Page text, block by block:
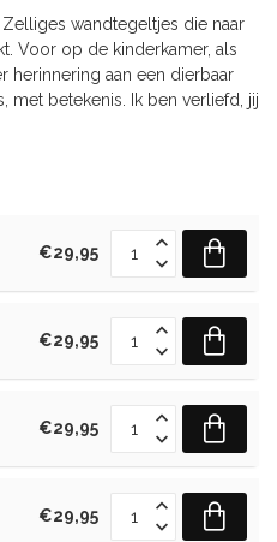
wandtegeltjes die naar
Voor op de kinderkamer, als
herinnering aan een dierbaar
met betekenis. Ik ben verliefd, jij
€29,95
€29,95
€29,95
€29,95